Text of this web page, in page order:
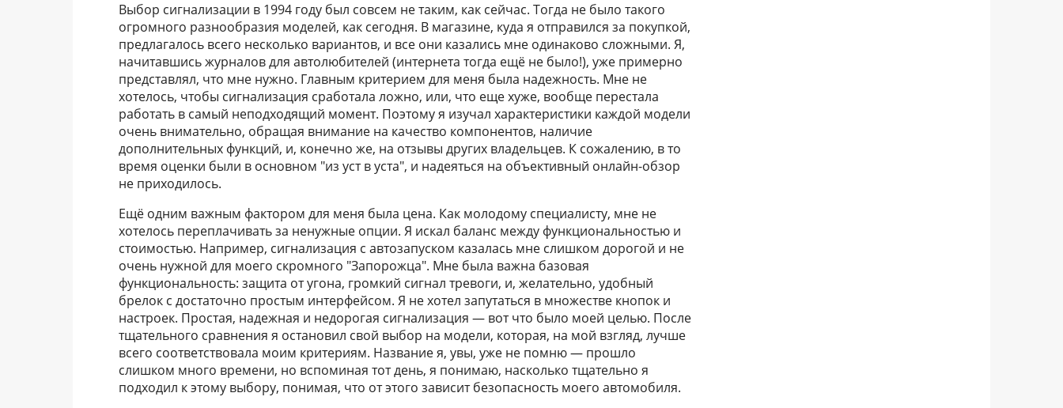
Выбор сигнализации в 1994 году был совсем не таким, как сейчас. Тогда не было такого
огромного разнообразия моделей, как сегодня. В магазине, куда я отправился за покупкой,
предлагалось всего несколько вариантов, и все они казались мне одинаково сложными. Я,
начитавшись журналов для автолюбителей (интернета тогда ещё не было!), уже примерно
представлял, что мне нужно. Главным критерием для меня была надежность. Мне не
хотелось, чтобы сигнализация сработала ложно, или, что еще хуже, вообще перестала
работать в самый неподходящий момент. Поэтому я изучал характеристики каждой модели
очень внимательно, обращая внимание на качество компонентов, наличие
дополнительных функций, и, конечно же, на отзывы других владельцев. К сожалению, в то
время оценки были в основном "из уст в уста", и надеяться на объективный онлайн-обзор
не приходилось.
Ещё одним важным фактором для меня была цена. Как молодому специалисту, мне не
хотелось переплачивать за ненужные опции. Я искал баланс между функциональностью и
стоимостью. Например, сигнализация с автозапуском казалась мне слишком дорогой и не
очень нужной для моего скромного "Запорожца". Мне была важна базовая
функциональность: защита от угона, громкий сигнал тревоги, и, желательно, удобный
брелок с достаточно простым интерфейсом. Я не хотел запутаться в множестве кнопок и
настроек. Простая, надежная и недорогая сигнализация — вот что было моей целью. После
тщательного сравнения я остановил свой выбор на модели, которая, на мой взгляд, лучше
всего соответствовала моим критериям. Название я, увы, уже не помню — прошло
слишком много времени, но вспоминая тот день, я понимаю, насколько тщательно я
подходил к этому выбору, понимая, что от этого зависит безопасность моего автомобиля.